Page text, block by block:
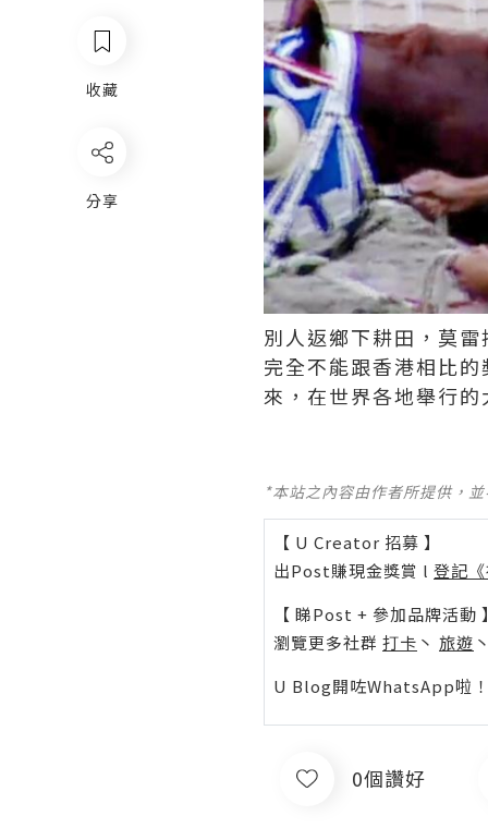
收藏
分享
別人返鄉下耕田，莫
完全不能跟香港相比
來，在世界各地舉行
*本站之內容由作者所提供，
【 U Creator 招募 】
出Post賺現金獎賞 l 登記
【 睇Post + 參加品牌活動
瀏覽更多社群 打卡 丶 旅遊
U Blog開咗WhatsApp啦
0個讚好